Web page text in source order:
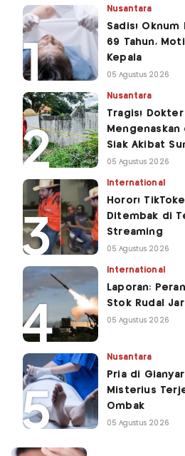
Nusantara
Sadis! Oknum
69 Tahun,
Kepala
05 Agustus 2026
Nusantara
Tragis! Dokter
Mengenaskan
Siak Akibat
05 Agustus 2026
International
Horor!
Ditembak di
Streaming
05 Agustus 2026
International
Laporan:
Stok Rudal
05 Agustus 2026
Nusantara
Pria di
Misterius
Ombak
05 Agustus 2026